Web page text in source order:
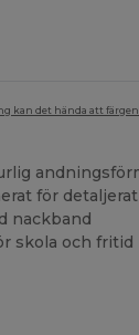
kan det hända att
för
nackband
skola och fritid